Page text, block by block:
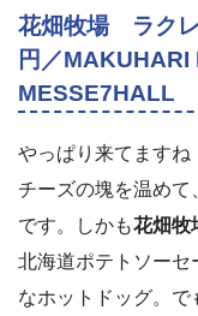
花畑牧場 ラク
円／MAKUHARI
MESSE7HALL
やっぱり来てますね
チーズの塊を温めて
です。しかも花畑牧
北海道ポテトソーセ
なホットドッグ。で